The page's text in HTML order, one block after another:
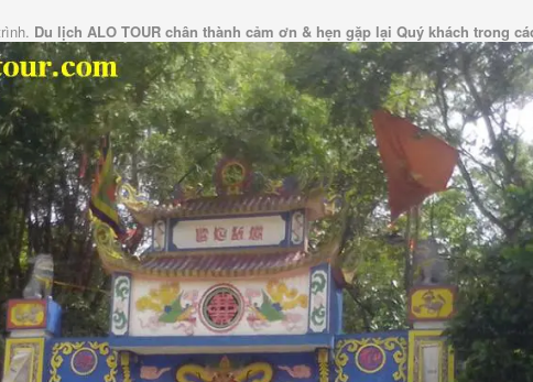
Du lịch ALO TOUR chân thành cảm ơn & hẹn gặp lại Quý khách trong